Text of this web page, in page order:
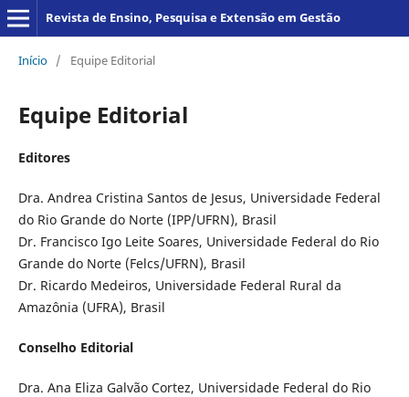
Revista de Ensino, Pesquisa e Extensão em Gestão
Início / Equipe Editorial
Equipe Editorial
Editores
Dra. Andrea Cristina Santos de Jesus, Universidade Federal
do Rio Grande do Norte (IPP/UFRN), Brasil
Dr. Francisco Igo Leite Soares, Universidade Federal do Rio
Grande do Norte (Felcs/UFRN), Brasil
Dr. Ricardo Medeiros, Universidade Federal Rural da
Amazônia (UFRA), Brasil
Conselho Editorial
Dra. Ana Eliza Galvão Cortez, Universidade Federal do Rio